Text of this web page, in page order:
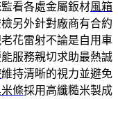
看各處金屬鈑材風箱
另外針對廠商有合約
花雷射不論是自用車
服務親切求助最熱誠
維持清晰的視力並避免
條採用高纖糙米製成